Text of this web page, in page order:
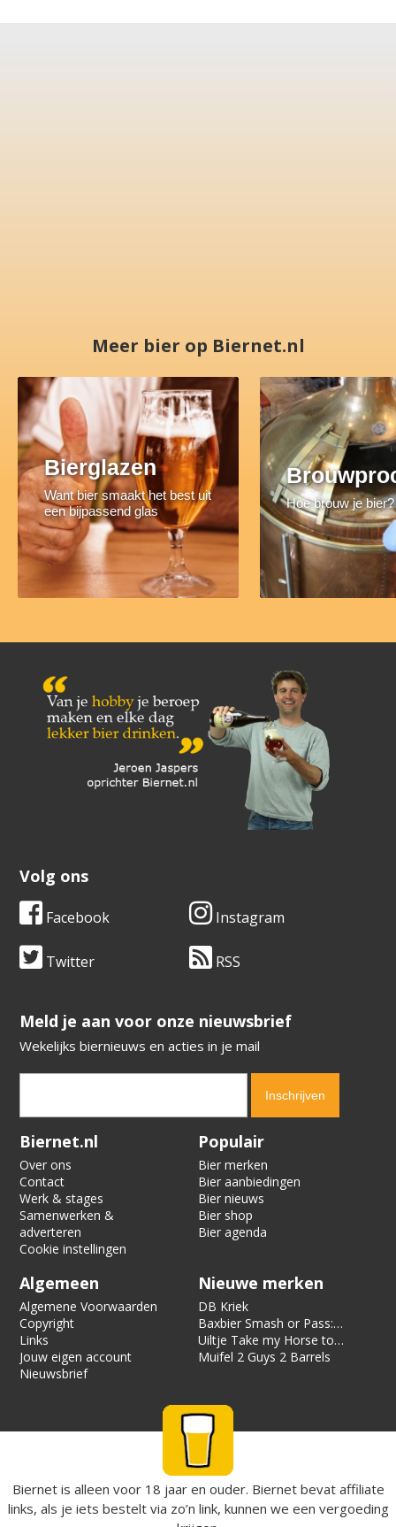
Meer bier op Biernet.nl
Bierglazen
Want bier smaakt het best uit
een bijpassend glas
Hoe brouw je bier?
Volg ons
Facebook Instagram
Twitter RSS
​​​​​​​Meld je aan voor onze nieuwsbrief
Wekelijks biernieuws en acties in je mail
Verification code:
Biernet.nl
Over ons
Contact
Werk & stages
Samenwerken &
adverteren
Cookie instellingen
Populair
Bier merken
Bier aanbiedingen
Bier nieuws
Bier shop
Bier agenda
Algemeen
Algemene Voorwaarden
Copyright
Links
Jouw eigen account
Nieuwsbrief
Nieuwe merken
DB Kriek
Baxbier Smash or Pass:
Strata
Uiltje Take my Horse to
the Hotel Room
Muifel 2 Guys 2 Barrels
Biernet is alleen voor 18 jaar en ouder. Biernet bevat affiliate
links, als je iets bestelt via zo’n link, kunnen we een vergoeding